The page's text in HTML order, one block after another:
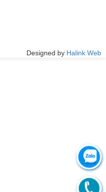
Designed by Halink Web